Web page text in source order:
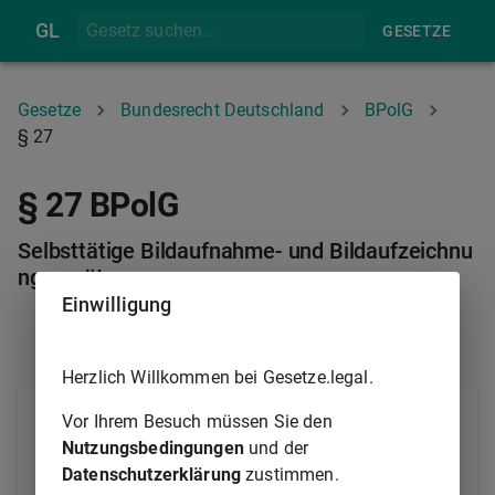
GL GESETZE
Gesetze Bundesrecht Deutschland
BPolG
§ 27
§ 27 BPolG
Selbsttätige Bildaufnahme- und Bildaufzeichnu
ngsgeräte
Die Bundespolizei kann selbsttätige Bildaufnahme-
und Bildaufzeichnungsgeräte einsetzen, um
unerlaubte Grenzübertritte oder Gefahren
Einwilligung
Herzlich Willkommen bei Gesetze.legal.
Vor Ihrem Besuch müssen Sie den
Nutzungsbedingungenund der
Datenschutzerklärung zustimmen.